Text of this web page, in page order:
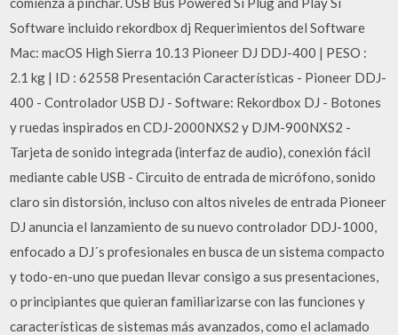
Software incluido rekordbox dj Requerimientos del Software
Mac: macOS High Sierra 10.13 Pioneer DJ DDJ-400 | PESO :
2.1 kg | ID : 62558 Presentación Características - Pioneer DDJ-
400 - Controlador USB DJ - Software: Rekordbox DJ - Botones
y ruedas inspirados en CDJ-2000NXS2 y DJM-900NXS2 -
Tarjeta de sonido integrada (interfaz de audio), conexión fácil
mediante cable USB - Circuito de entrada de micrófono, sonido
claro sin distorsión, incluso con altos niveles de entrada Pioneer
DJ anuncia el lanzamiento de su nuevo controlador DDJ-1000,
enfocado a DJ´s profesionales en busca de un sistema compacto
y todo-en-uno que puedan llevar consigo a sus presentaciones,
o principiantes que quieran familiarizarse con las funciones y
características de sistemas más avanzados, como el aclamado